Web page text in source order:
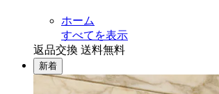
ホーム
すべてを表示
返品交換 送料無料
新着